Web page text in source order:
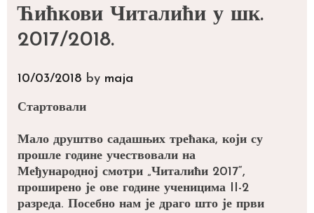
Ћићкови Читалићи у шк.
2017/2018.
10/03/2018 by maja
Стартовали
Мало друштво садашњих трећака, који су
прошле године учествовали на
Међународној смотри „Читалићи 2017“,
проширено је ове године ученицима II-2
разреда. Посебно нам је драго што је први